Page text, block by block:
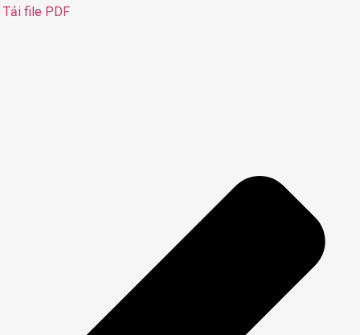
Tải file PDF